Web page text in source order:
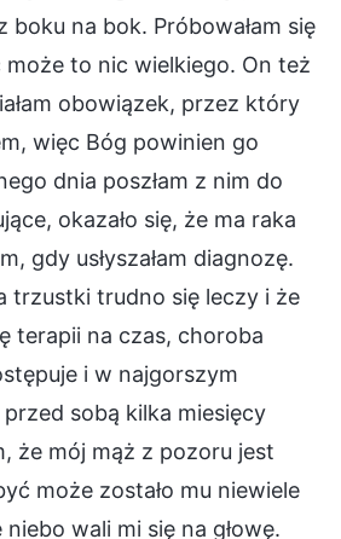
boku na bok. Próbowałam się
może to nic wielkiego. On też
obowiązek, przez który
więc Bóg powinien go
dnia poszłam z nim do
okazało się, że ma raka
gdy usłyszałam diagnozę.
trzustki trudno się leczy i że
terapii na czas, choroba
i w najgorszym
sobą kilka miesięcy
że mój mąż z pozoru jest
może zostało mu niewiele
niebo wali mi się na głowę.